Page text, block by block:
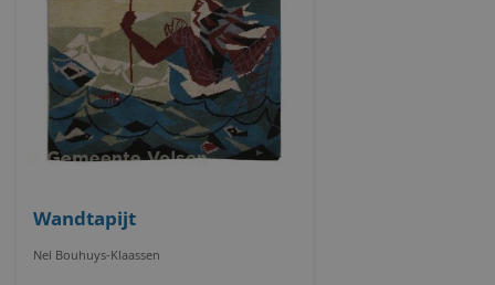
Wandtapijt
Nel Bouhuys-Klaassen